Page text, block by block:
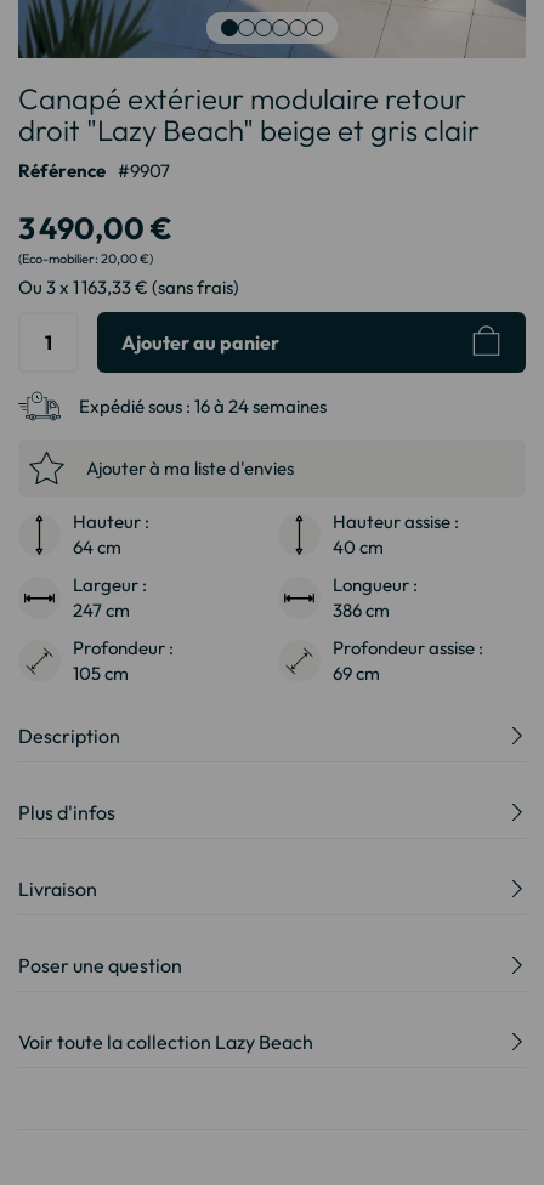
au
début
de
la
d’images
Canapé extérieur modulaire retour
droit "Lazy Beach" beige et gris clair
Référence 9907
3 490,00 €
20,00 €
Ou 3 x 1 163,33 € (sans frais)
Ajouter au panier
Expédié sous : 16 à 24 semaines
Ajouter à ma liste d'envies
Hauteur :
64 cm
Hauteur assise :
40 cm
Largeur :
247 cm
Longueur :
386 cm
Profondeur :
105 cm
Profondeur assise :
69 cm
Description
Plus d'infos
Livraison
Poser une question
Voir toute la collection Lazy Beach